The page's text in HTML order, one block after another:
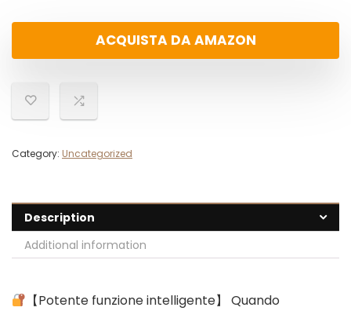
ACQUISTA DA AMAZON
Category: Uncategorized
Description
Additional information
【Potente funzione intelligente】 Quando